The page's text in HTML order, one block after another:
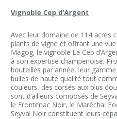
Vignoble Cep d’Argent
Avec leur domaine de 114 acres
plants de vigne et offrant une
Magog, le vignoble Le Cep
à son expertise champenoise.
bouteilles par année, leur
bulles de haute qualité tout
couleurs, des corsés aux plus
sont d’ailleurs composés de
le Frontenac Noir, le Maréchal
Seyval Noir constituent leurs